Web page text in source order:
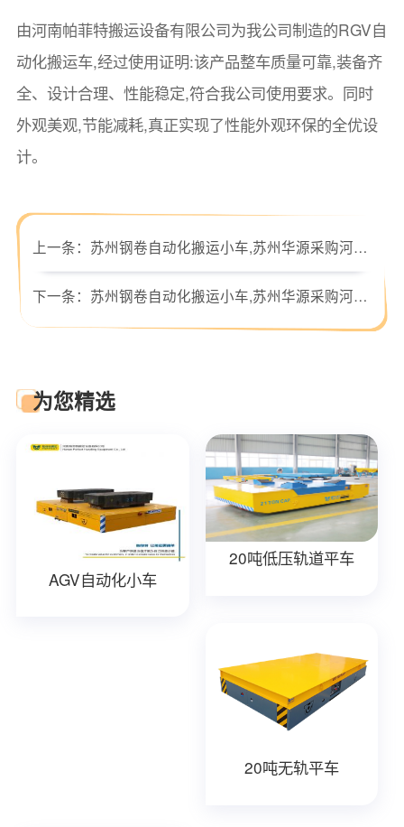
由河南帕菲特搬运设备有限公司为我公司制造的RGV自
动化搬运车,经过使用证明:该产品整车质量可靠,装备齐
全、设计合理、性能稳定,符合我公司使用要求。同时
外观美观,节能减耗,真正实现了性能外观环保的全优设
计。
上一条： 苏州钢卷自动化搬运小车,苏州华源采购河南帕菲特自动化搬运平车！
下一条： 苏州钢卷自动化搬运小车,苏州华源采购河南帕菲特自动化搬运平车！
为您精选
AGV自动化小车
20吨低压轨道平车
20吨无轨平车